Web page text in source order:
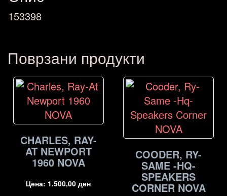
3-
DE
количина
153398
Поврзани продукти
CHARLES, RAY-
AT NEWPORT
1960 NOVA
Цена: 1.500,00ден
COODER, RY-
SAME -HQ-
SPEAKERS
CORNER NOVA